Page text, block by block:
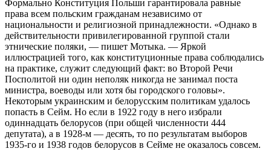
Формально Конституция Польши гарантировала равные
права всем польским гражданам независимо от
национальности и религиозной принадлежности. «Однако в
действительности привилегированной группой стали
этнические поляки, — пишет Мотыка. — Яркой
иллюстрацией того, как конституционные права соблюдались
на практике, служит следующий факт: во Второй Речи
Посполитой ни один неполяк никогда не занимал поста
министра, воеводы или хотя бы городского головы».
Некоторым украинским и белорусским политикам удалось
попасть в Сейм. Но если в 1922 году в него избрали
одиннадцать белорусов (при общей численности 444
депутата), а в 1928-м — десять, то по результатам выборов
1935-го и 1938 годов белорусов в Сейме не оказалось совсем.